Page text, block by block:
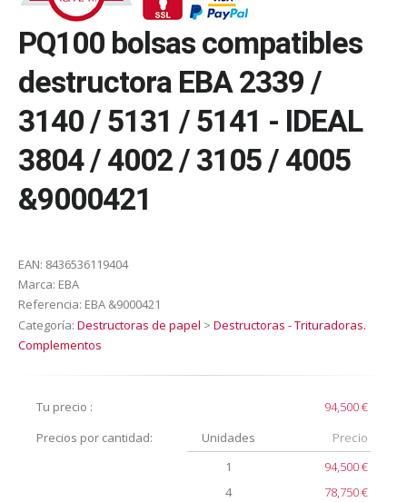
PQ100 bolsas compatibles
destructora EBA 2339 /
3140 / 5131 / 5141 - IDEAL
3804 / 4002 / 3105 / 4005
&9000421
EAN: 8436536119404
Marca: EBA
Referencia: EBA &9000421
Categoría: Destructoras de papel > Destructoras - Trituradoras.
Complementos
Tu precio :
94,500 €
Precios por cantidad:
Unidades
Precio
1
94,500 €
4
78,750 €